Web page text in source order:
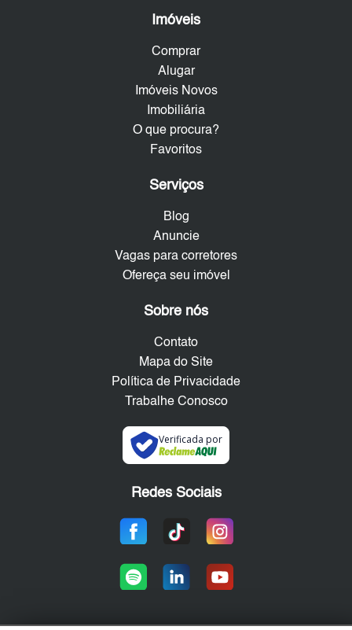
Imóveis
Comprar
Alugar
Imóveis Novos
Imobiliária
O que procura?
Favoritos
Serviços
Blog
Anuncie
Vagas para corretores
Ofereça seu imóvel
Sobre nós
Contato
Mapa do Site
Política de Privacidade
Trabalhe Conosco
Verificada por
Redes Sociais